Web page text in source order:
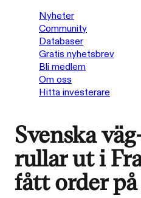
Nyheter
Community
Databaser
Gratis nyhetsbrev
Bli medlem
Om oss
Hitta investerare
Svenska
rullar ut i
fått order